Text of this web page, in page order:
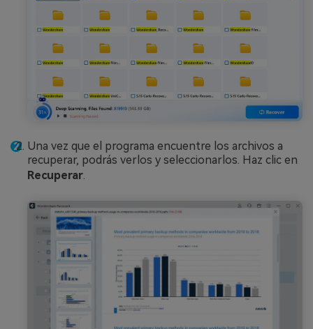
Una vez que el programa encuentre los archivos a
recuperar, podrás verlos y seleccionarlos. Haz clic en
Recuperar